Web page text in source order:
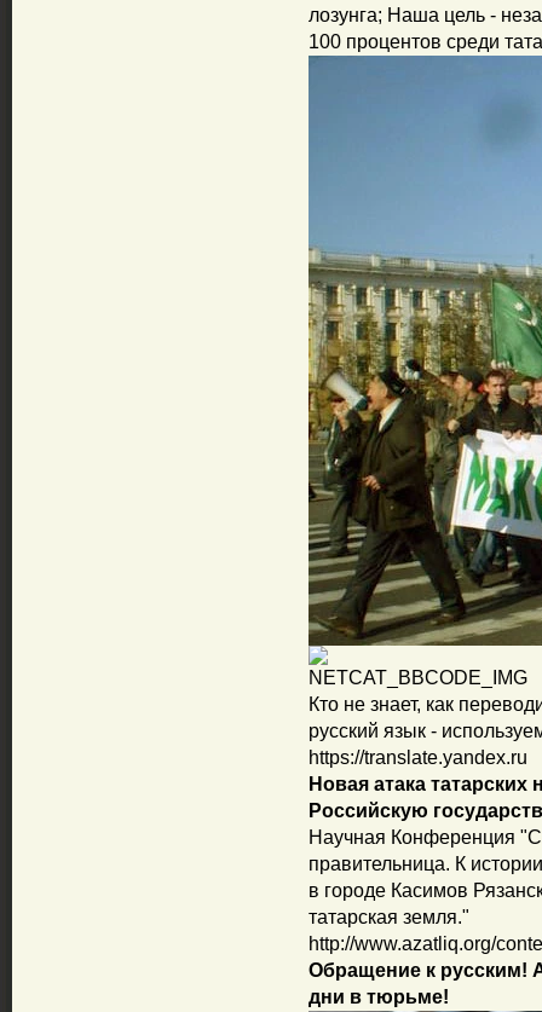
лозунга; Наша цель -
100 процентов среди
Кто не знает, как
русский язык -
https://translate.yandex.ru
Новая атака
Российскую
Научная Конференция
правительница. К
в городе Касимов
татарская земля."
http://www.azatliq.org/
Обращение к русским!
дни в тюрьме!